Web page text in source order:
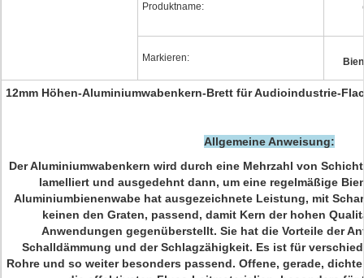
Produktname:
Markieren:
12mm Höhen-Aluminiumwabenkern-Brett für Audioindustrie-
Allgemeine Anweisung:
Der Aluminiumwabenkern wird durch eine Mehrzahl von
lamelliert und ausgedehnt dann, um eine regelmäßige
Aluminiumbienenwabe hat ausgezeichnete Leistung, mit
keinen den Graten, passend, damit Kern der hohen
Anwendungen gegenüberstellt. Sie hat die Vorteile der
Schalldämmung und der Schlagzähigkeit. Es ist für
Rohre und so weiter besonders passend. Offene, gerade,